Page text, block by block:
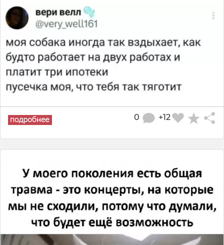
+12
0